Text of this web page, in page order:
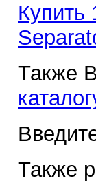
Купить
Также
Также